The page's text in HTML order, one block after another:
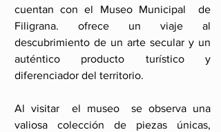
cuentan con el Museo Municipal  de
Filigrana. ofrece un viaje al
descubrimiento de un arte secular y un
auténtico producto turístico y
diferenciador del territorio.
Al visitar  el museo  se observa una
valiosa colección de piezas únicas,